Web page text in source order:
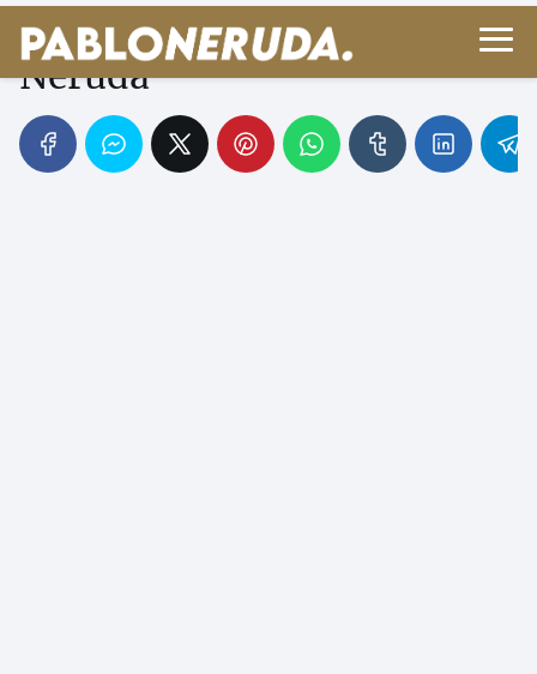
El sol - Poema de Pablo
Neruda